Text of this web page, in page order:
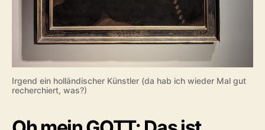
Irgend ein holländischer Künstler (da hab ich wieder Mal gut
recherchiert, was?)